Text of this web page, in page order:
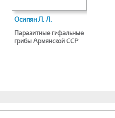
Осипян Л. Л.
Паразитные гифальные
грибы Армянской ССР